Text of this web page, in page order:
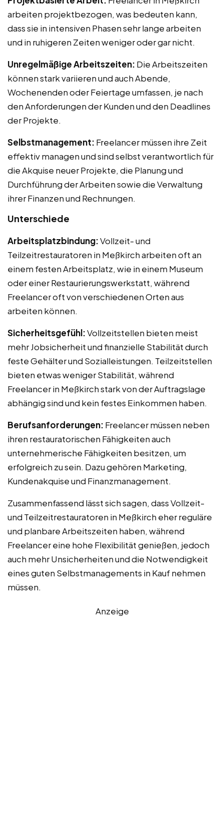
arbeiten projektbezogen, was bedeuten kann,
dass sie in intensiven Phasen sehr lange arbeiten
und in ruhigeren Zeiten weniger oder gar nicht.
Unregelmäßige Arbeitszeiten: Die Arbeitszeiten
können stark variieren und auch Abende,
Wochenenden oder Feiertage umfassen, je nach
den Anforderungen der Kunden und den Deadlines
der Projekte.
Selbstmanagement: Freelancer müssen ihre Zeit
effektiv managen und sind selbst verantwortlich für
die Akquise neuer Projekte, die Planung und
Durchführung der Arbeiten sowie die Verwaltung
ihrer Finanzen und Rechnungen.
Unterschiede
Arbeitsplatzbindung:Vollzeit- und
Teilzeitrestauratoren in Meßkirch arbeiten oft an
einem festen Arbeitsplatz, wie in einem Museum
oder einer Restaurierungswerkstatt, während
Freelancer oft von verschiedenen Orten aus
arbeiten können.
Sicherheitsgefühl:Vollzeitstellen bieten meist
mehr Jobsicherheit und finanzielle Stabilität durch
feste Gehälter und Sozialleistungen. Teilzeitstellen
bieten etwas weniger Stabilität, während
Freelancer in Meßkirch stark von der Auftragslage
abhängig sind und kein festes Einkommen haben.
Berufsanforderungen: Freelancer müssen neben
ihren restauratorischen Fähigkeiten auch
unternehmerische Fähigkeiten besitzen, um
erfolgreich zu sein. Dazu gehören Marketing,
Kundenakquise und Finanzmanagement.
Zusammenfassend lässt sich sagen, dass Vollzeit-
und Teilzeitrestauratoren in Meßkirch eher reguläre
und planbare Arbeitszeiten haben, während
Freelancer eine hohe Flexibilität genießen, jedoch
auch mehr Unsicherheiten und die Notwendigkeit
eines guten Selbstmanagements in Kauf nehmen
müssen.
Anzeige